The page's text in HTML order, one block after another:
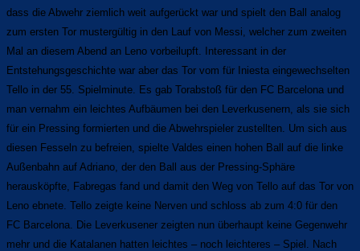
dass die Abwehr ziemlich weit aufgerückt war und spielt den Ball analog
zum ersten Tor mustergültig in den Lauf von Messi, welcher zum zweiten
Mal an diesem Abend an Leno vorbeilupft. Interessant in der
Entstehungsgeschichte war aber das Tor vom für Iniesta eingewechselten
Tello in der 55. Spielminute. Es gab Torabstoß für den FC Barcelona und
man vernahm ein leichtes Aufbäumen bei den Leverkusenern, als sie sich
für ein Pressing formierten und die Abwehrspieler zustellten. Um sich aus
diesen Fesseln zu befreien, spielte Valdes einen hohen Ball auf die linke
Außenbahn auf Adriano, der den Ball aus der Pressing-Sphäre
herausköpfte, Fabregas fand und damit den Weg von Tello auf das Tor von
Leno ebnete. Tello zeigte keine Nerven und schloss ab zum 4:0 für den
FC Barcelona. Die Leverkusener zeigten nun überhaupt keine Gegenwehr
mehr und die Katalanen hatten leichtes – noch leichteres – Spiel. Nach